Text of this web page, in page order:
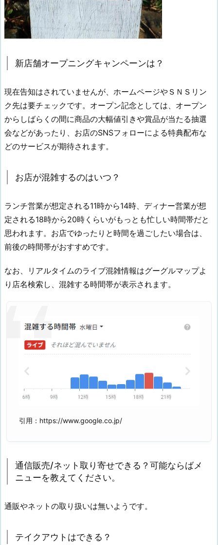
新店舗オープニングキャンペーンは？
現在告知はされていませんが、ホームページやＳＮＳリン
ク先は要チェックです。オープン記念としては、オープン
からしばらくの間に商品の大幅値引きや賞品が当たる抽選
会などがあったり、お店のSNSフォローによる特典配布な
どのサービスが期待されます。
お店が混雑するのはいつ？
ランチ営業が想定される11時から14時、ディナー営業が想
定される18時から20時くらいがもっとも忙しい時間帯だと
思われます。お店でゆったりと時間を過ごしたい場合は、
前後の時間帯がおすすめです。
なお、リアルタイムのライブ混雑情報はグーグルマップよ
り店名検索し、混雑する時間帯が表示されます。
引用：https://www.google.co.jp/
通信販売/ネット取り寄せできる？可能ならばメ
ニューを教えてください。
通販やネットの取り扱いは無いようです。
テイクアウトはできる？